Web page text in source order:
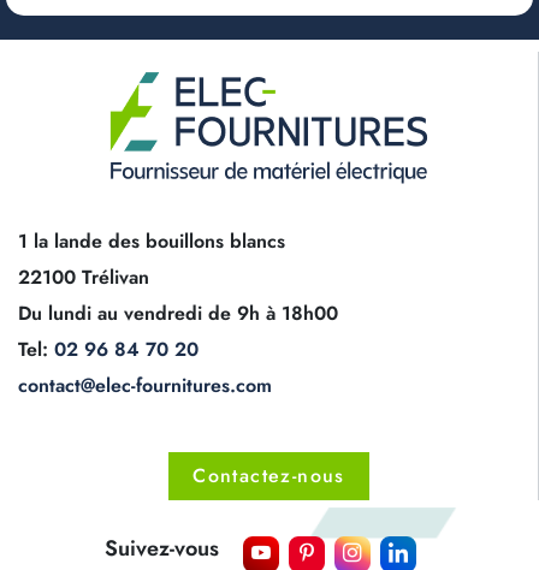
1 la lande des bouillons blancs
22100 Trélivan
Du lundi au vendredi de 9h à 18h00
Tel: 02 96 84 70 20
contact@elec-fournitures.com
Contactez-nous
Suivez-vous